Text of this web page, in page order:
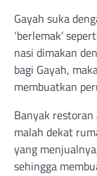
Gayah suka
‘berlemak’
nasi dimakan
bagi Gayah,
membuatkan
Banyak
malah dekat
yang
sehingga